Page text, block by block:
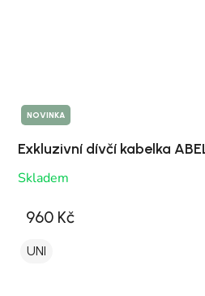
NOVINKA
Exkluzivní dívčí kabelka
Skladem
960 Kč
UNI